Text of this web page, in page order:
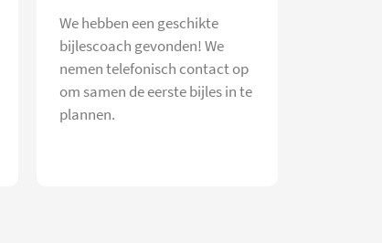
We hebben een geschikte
bijlescoach gevonden! We
nemen telefonisch contact op
om samen de eerste bijles in te
plannen.